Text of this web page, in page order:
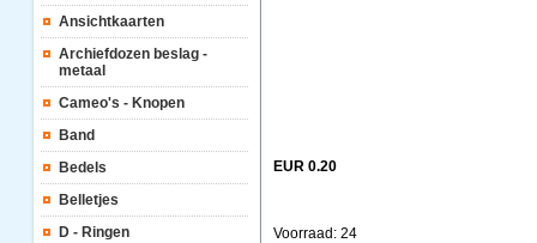
Ansichtkaarten
Archiefdozen beslag -
metaal
Cameo's - Knopen
Band
Bedels
Belletjes
D - Ringen
EUR 0.20
Voorraad: 24